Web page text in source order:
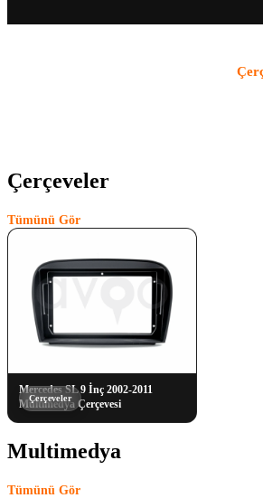
Çerçeveler
Tümünü Gör
Mercedes SL 9 İnç 2002-2011
Multimedya Çerçevesi
Çerçeveler
Multimedya
Tümünü Gör